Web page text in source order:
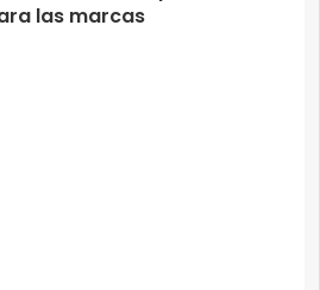
las marcas